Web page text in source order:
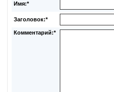
Имя:*
Заголовок:*
Комментарий:*